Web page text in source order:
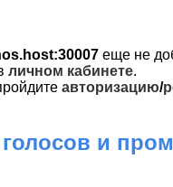
еще не
личном кабинете.
авторизацию/
и